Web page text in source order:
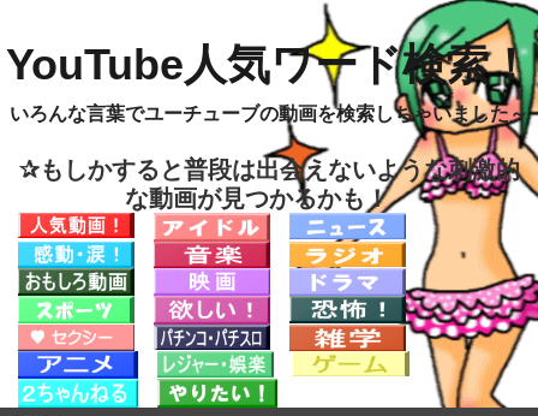
YouTube人気ワード検索！
いろんな言葉でユーチューブの動画を検索しちゃいました～
✰もしかすると普段は出会えないような刺激的
な動画が見つかるかも！